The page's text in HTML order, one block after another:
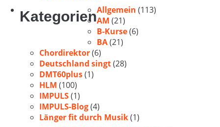
KategorienAllgemein (113)
AM (21)
B-Kurse(6)
BA(21)
Chordirektor(6)
Deutschland singt(28)
DMT60plus(1)
HLM (100)
IMPULS(1)
IMPULS-Blog(4)
Länger fit durch Musik(1)